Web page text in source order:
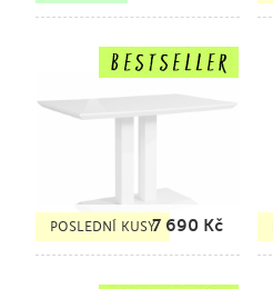
POSLEDNÍ KUSY7 690 Kč